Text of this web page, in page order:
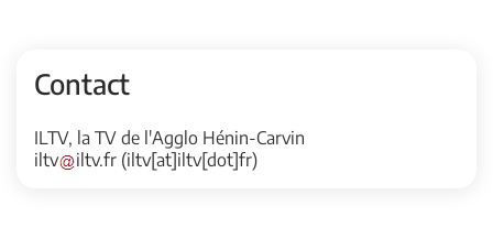
Contact
ILTV, la TV de l'Agglo Hénin-Carvin
iltv
iltv.fr (iltv[at]iltv[dot]fr)